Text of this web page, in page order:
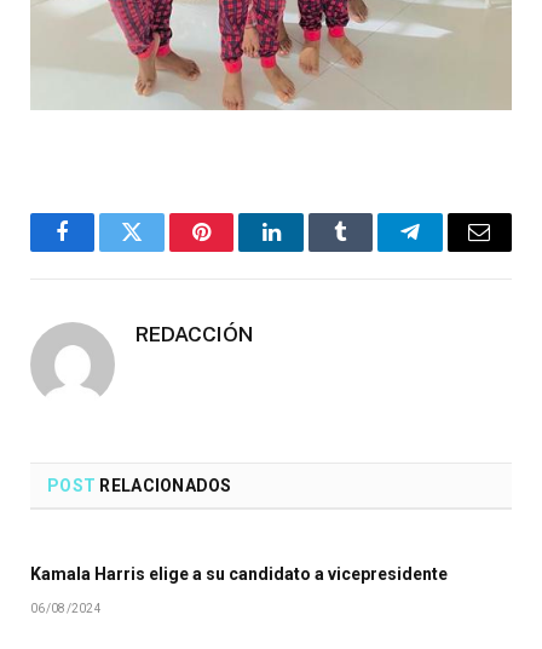
FacebookTwitter PinterestLinkedInTumblr TelegramaCorreo
REDACCIÓN
POST RELACIONADOS
Kamala Harris elige a su candidato a vicepresidente
06/08/2024